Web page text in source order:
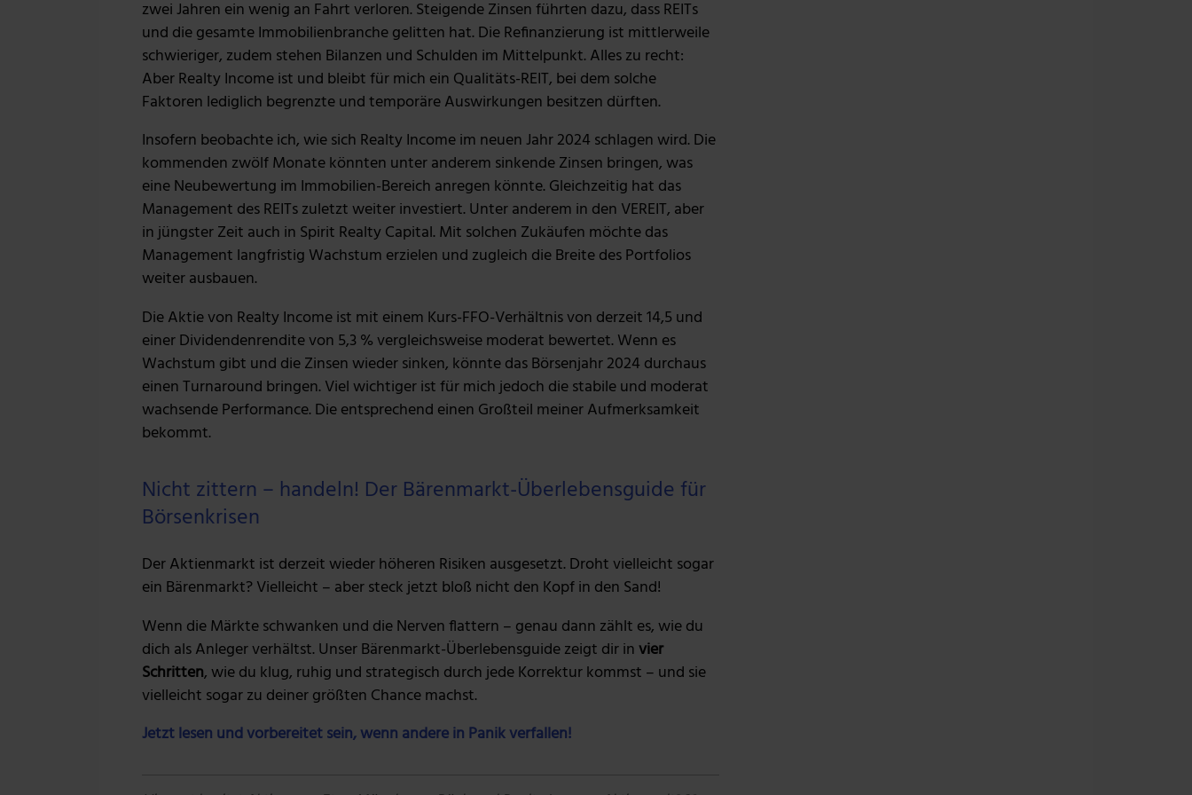
zwei Jahren ein wenig an Fahrt verloren. Steigende Zinsen führten dazu, dass REITs
und die gesamte Immobilienbranche gelitten hat. Die Refinanzierung ist mittlerweile
schwieriger, zudem stehen Bilanzen und Schulden im Mittelpunkt. Alles zu recht:
Aber Realty Income ist und bleibt für mich ein Qualitäts-REIT, bei dem solche
Faktoren lediglich begrenzte und temporäre Auswirkungen besitzen dürften.
Insofern beobachte ich, wie sich Realty Income im neuen Jahr 2024 schlagen wird. Die
kommenden zwölf Monate könnten unter anderem sinkende Zinsen bringen, was
eine Neubewertung im Immobilien-Bereich anregen könnte. Gleichzeitig hat das
Management des REITs zuletzt weiter investiert. Unter anderem in den VEREIT, aber
in jüngster Zeit auch in Spirit Realty Capital. Mit solchen Zukäufen möchte das
Management langfristig Wachstum erzielen und zugleich die Breite des Portfolios
weiter ausbauen.
Die Aktie von Realty Income ist mit einem Kurs-FFO-Verhältnis von derzeit 14,5 und
einer Dividendenrendite von 5,3 % vergleichsweise moderat bewertet. Wenn es
Wachstum gibt und die Zinsen wieder sinken, könnte das Börsenjahr 2024 durchaus
einen Turnaround bringen. Viel wichtiger ist für mich jedoch die stabile und moderat
wachsende Performance. Die entsprechend einen Großteil meiner Aufmerksamkeit
bekommt.
Nicht zittern – handeln! Der Bärenmarkt-Überlebensguide für
Börsenkrisen
Der Aktienmarkt ist derzeit wieder höheren Risiken ausgesetzt. Droht vielleicht sogar
ein Bärenmarkt? Vielleicht – aber steck jetzt bloß nicht den Kopf in den Sand!
Wenn die Märkte schwanken und die Nerven flattern – genau dann zählt es, wie du
dich als Anleger verhältst. Unser Bärenmarkt-Überlebensguide zeigt dir invier
Schritten, wie du klug, ruhig und strategisch durch jede Korrektur kommst – und sie
vielleicht sogar zu deiner größten Chance machst.
Jetzt lesen und vorbereitet sein, wenn andere in Panik verfallen!